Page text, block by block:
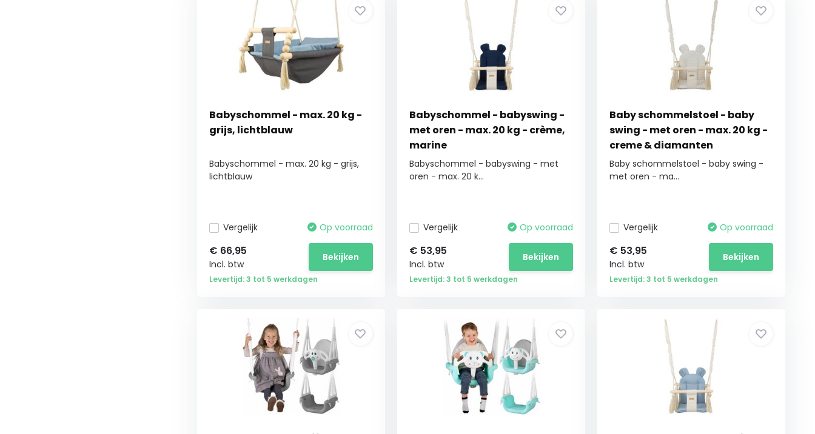
Babyschommel - max. 20 kg -
grijs, lichtblauw
Babyschommel - max. 20 kg - grijs,
lichtblauw
Vergelijk Op voorraad
€ 66,95
Incl. btw
Bekijken
Levertijd: 3 tot 5 werkdagen
Babyschommel - babyswing -
met oren - max. 20 kg - crème,
marine
Babyschommel - babyswing - met
oren - max. 20 k...
Vergelijk Op voorraad
€ 53,95
Incl. btw
Bekijken
Levertijd: 3 tot 5 werkdagen
Baby schommelstoel - baby
swing - met oren - max. 20 kg -
creme & diamanten
Baby schommelstoel - baby swing -
met oren - ma...
Vergelijk Op voorraad
€ 53,95
Incl. btw
Bekijken
Levertijd: 3 tot 5 werkdagen